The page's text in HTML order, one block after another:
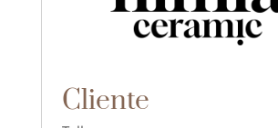
Cliente